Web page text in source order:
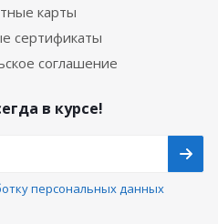
карты
сертификаты
соглашение
в курсе!
персональных данных